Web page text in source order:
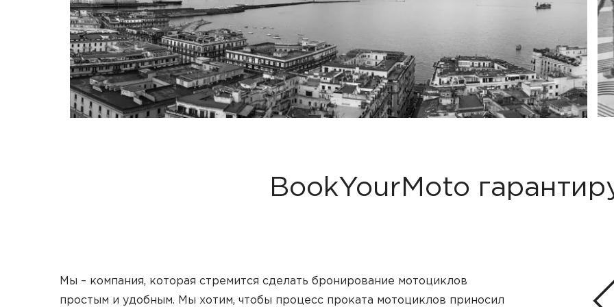
BookYourMoto
Мы – компания, которая стремится сделать бронирование мотоциклов
простым и удобным. Мы хотим, чтобы процесс проката мотоциклов приносил